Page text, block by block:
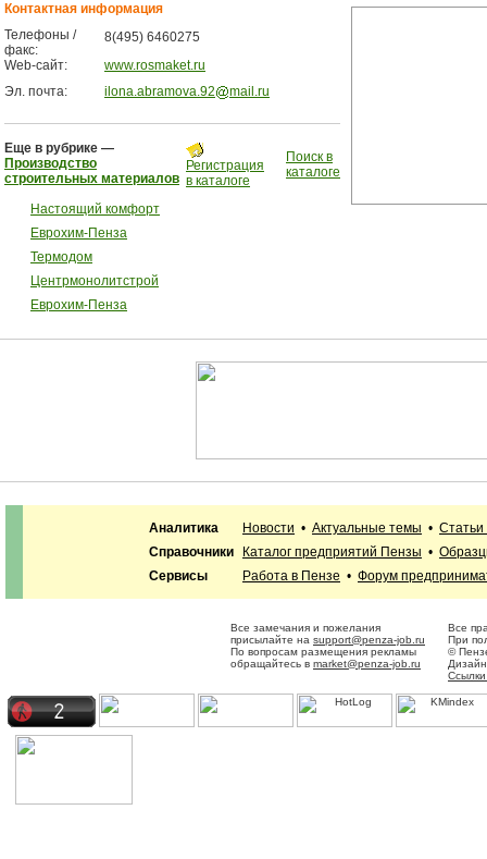
Контактная информация
Телефоны /
факс:
8(495) 6460275
Web-сайт:
www.rosmaket.ru
Эл. почта:
ilona.abramova.92 mail.ru
Еще в рубрике —
Производство
строительных материалов
Настоящий комфорт
Еврохим-Пенза
Термодом
Центрмонолитстрой
Еврохим-Пенза
Регистрация
в каталоге
Поиск в
каталоге
Аналитика Новости • Актуальные темы •
Справочники
Каталог предприятий Пензы •
Сервисы
Работа в Пензе • Форум
Все замечания и пожелания
присылайте на support@penza-job.ru
По вопросам размещения рекламы
обращайтесь в market@penza-job.ru
Все
При
©